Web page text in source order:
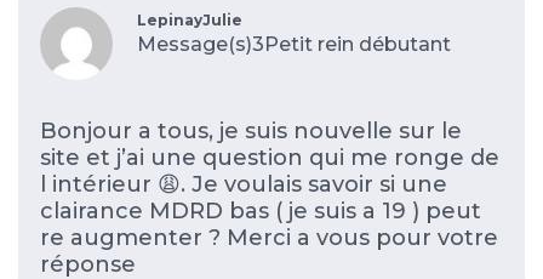
LepinayJulie
Message(s)3Petit rein débutant
Bonjour a tous, je suis nouvelle sur le
site et j’ai une question qui me ronge de
l intérieur 😩. Je voulais savoir si une
clairance MDRD bas ( je suis a 19 ) peut
re augmenter ? Merci a vous pour votre
réponse